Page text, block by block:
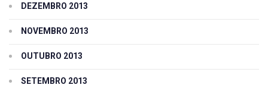
DEZEMBRO 2013
NOVEMBRO 2013
OUTUBRO 2013
SETEMBRO 2013